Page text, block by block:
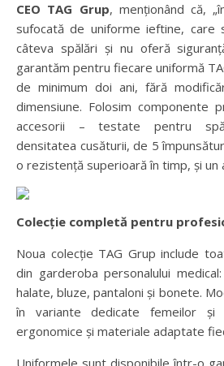
CEO TAG Grup, menționând că,
sufocată de uniforme ieftine, care
câteva spălări și nu oferă
garantăm pentru fiecare uniformă
de minimum doi ani, fără
dimensiune. Folosim componente
accesorii – testate pentru
densitatea cusăturii, de 5
o rezistență superioară în timp, și un
Colecție completă pentru
Noua colecție TAG Grup include
din garderoba personalului
halate, bluze, pantaloni și bonete.
în variante dedicate femeilor și
ergonomice și materiale adaptate